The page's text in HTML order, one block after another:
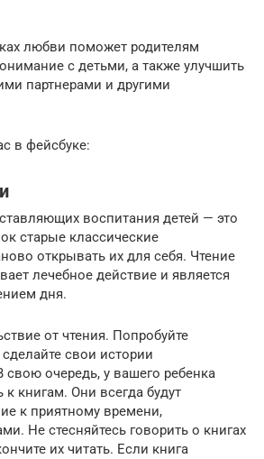
любви поможет родителям
с детьми, а также улучшить
партнерами и другими
в фейсбуке:
воспитания детей — это
старые классические
открывать их для себя. Чтение
лечебное действие и является
дня.
от чтения. Попробуйте
свои истории
очередь, у вашего ребенка
к книгам. Они всегда будут
к приятному времени,
Не стесняйтесь говорить о книгах
их читать. Если книга